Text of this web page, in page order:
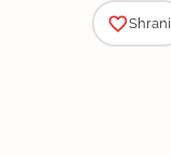
Shrani